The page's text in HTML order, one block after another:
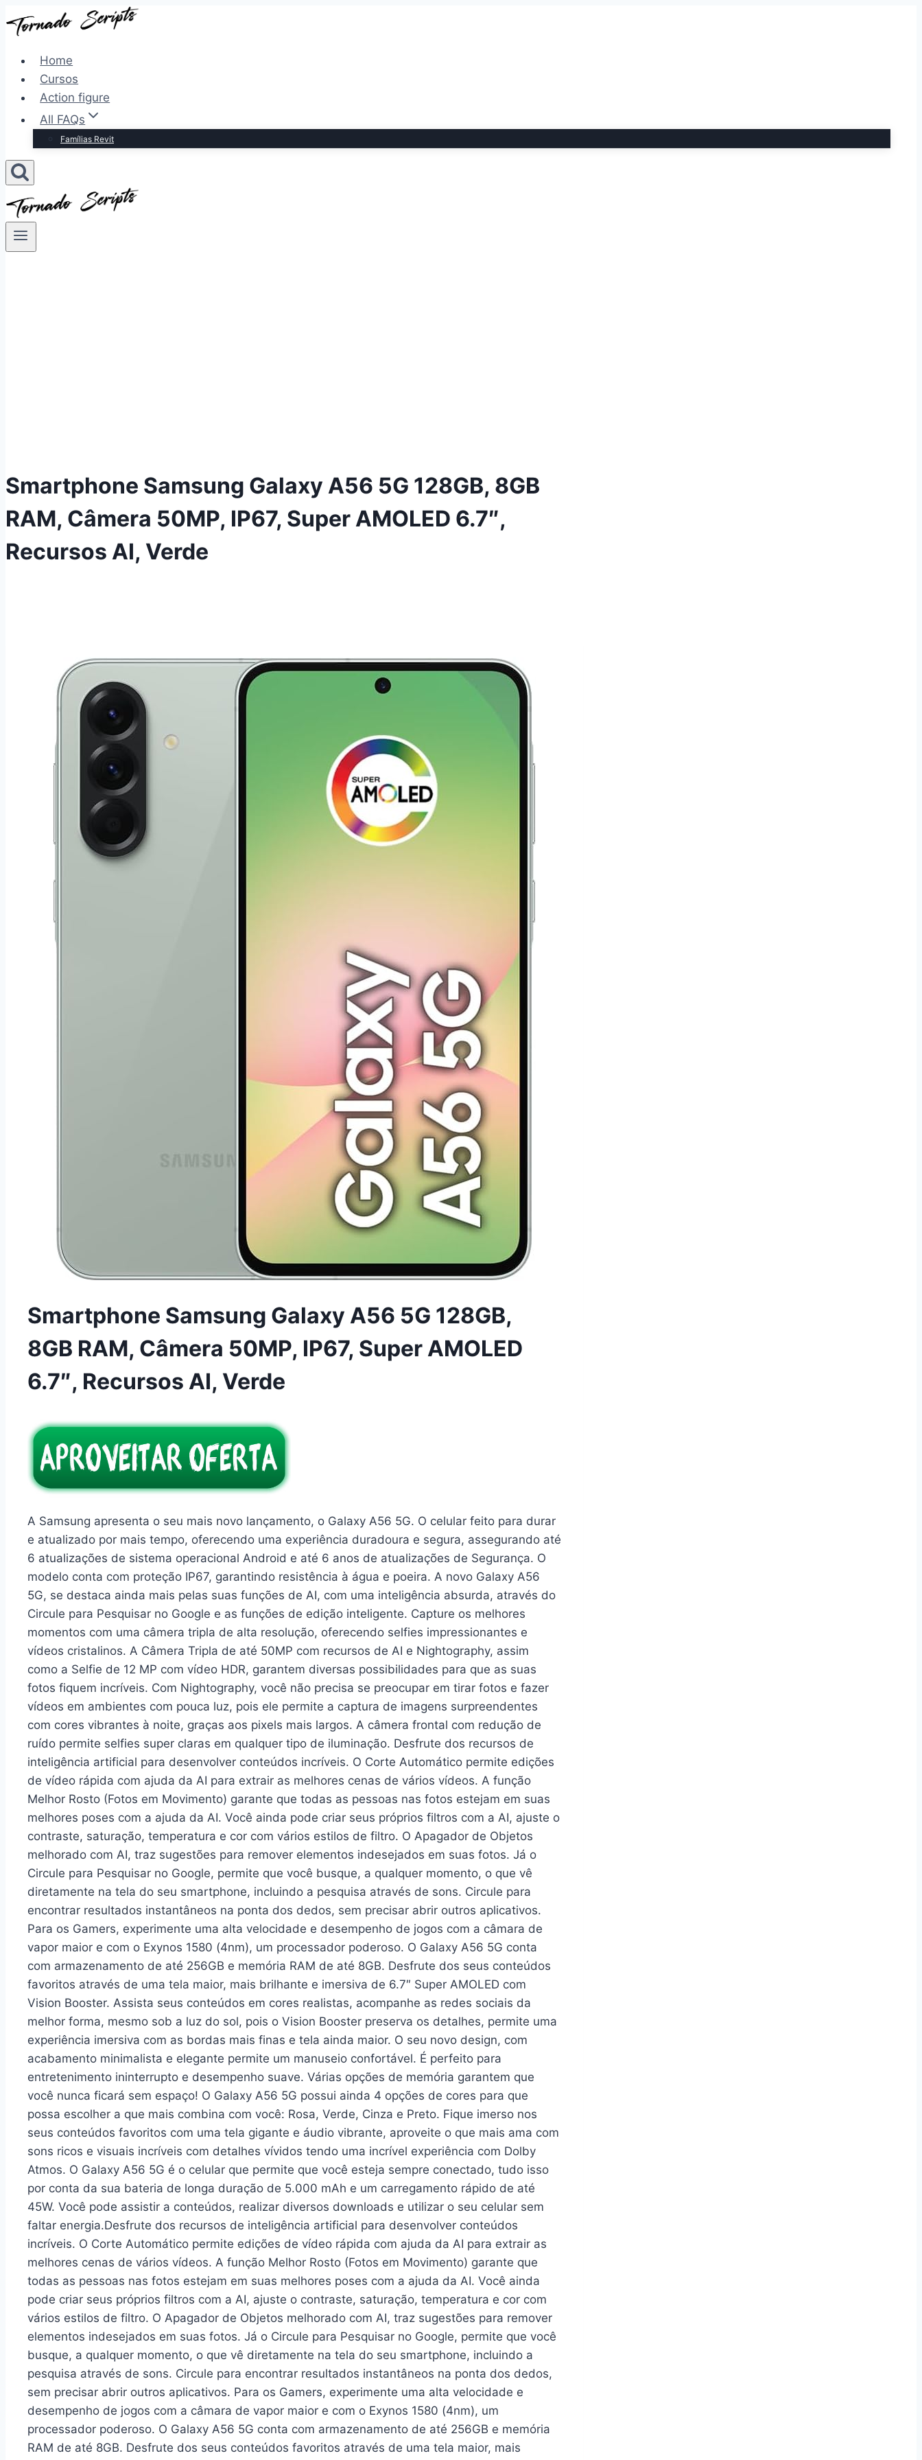
Pular
para
Conteúdo
Home
Cursos
Action figure
All FAQs
Famílias Revit
Smartphone Samsung Galaxy A56 5G 128GB, 8GB
RAM, Câmera 50MP, IP67, Super AMOLED 6.7″,
Recursos AI, Verde
Smartphone Samsung Galaxy A56 5G 128GB,
8GB RAM, Câmera 50MP, IP67, Super AMOLED
6.7″, Recursos AI, Verde
A Samsung apresenta o seu mais novo lançamento, o Galaxy A56 5G. O celular feito para durar
e atualizado por mais tempo, oferecendo uma experiência duradoura e segura, assegurando até
6 atualizações de sistema operacional Android e até 6 anos de atualizações de Segurança. O
modelo conta com proteção IP67, garantindo resistência à água e poeira. A novo Galaxy A56
5G, se destaca ainda mais pelas suas funções de AI, com uma inteligência absurda, através do
Circule para Pesquisar no Google e as funções de edição inteligente. Capture os melhores
momentos com uma câmera tripla de alta resolução, oferecendo selfies impressionantes e
vídeos cristalinos. A Câmera Tripla de até 50MP com recursos de AI e Nightography, assim
como a Selfie de 12 MP com vídeo HDR, garantem diversas possibilidades para que as suas
fotos fiquem incríveis. Com Nightography, você não precisa se preocupar em tirar fotos e fazer
vídeos em ambientes com pouca luz, pois ele permite a captura de imagens surpreendentes
com cores vibrantes à noite, graças aos pixels mais largos. A câmera frontal com redução de
ruído permite selfies super claras em qualquer tipo de iluminação. Desfrute dos recursos de
inteligência artificial para desenvolver conteúdos incríveis. O Corte Automático permite edições
de vídeo rápida com ajuda da AI para extrair as melhores cenas de vários vídeos. A função
Melhor Rosto (Fotos em Movimento) garante que todas as pessoas nas fotos estejam em suas
melhores poses com a ajuda da AI. Você ainda pode criar seus próprios filtros com a AI, ajuste o
contraste, saturação, temperatura e cor com vários estilos de filtro. O Apagador de Objetos
melhorado com AI, traz sugestões para remover elementos indesejados em suas fotos. Já o
Circule para Pesquisar no Google, permite que você busque, a qualquer momento, o que vê
diretamente na tela do seu smartphone, incluindo a pesquisa através de sons. Circule para
encontrar resultados instantâneos na ponta dos dedos, sem precisar abrir outros aplicativos.
Para os Gamers, experimente uma alta velocidade e desempenho de jogos com a câmara de
vapor maior e com o Exynos 1580 (4nm), um processador poderoso. O Galaxy A56 5G conta
com armazenamento de até 256GB e memória RAM de até 8GB. Desfrute dos seus conteúdos
favoritos através de uma tela maior, mais brilhante e imersiva de 6.7″ Super AMOLED com
Vision Booster. Assista seus conteúdos em cores realistas, acompanhe as redes sociais da
melhor forma, mesmo sob a luz do sol, pois o Vision Booster preserva os detalhes, permite uma
experiência imersiva com as bordas mais finas e tela ainda maior. O seu novo design, com
acabamento minimalista e elegante permite um manuseio confortável. É perfeito para
entretenimento ininterrupto e desempenho suave. Várias opções de memória garantem que
você nunca ficará sem espaço! O Galaxy A56 5G possui ainda 4 opções de cores para que
possa escolher a que mais combina com você: Rosa, Verde, Cinza e Preto. Fique imerso nos
seus conteúdos favoritos com uma tela gigante e áudio vibrante, aproveite o que mais ama com
sons ricos e visuais incríveis com detalhes vívidos tendo uma incrível experiência com Dolby
Atmos. O Galaxy A56 5G é o celular que permite que você esteja sempre conectado, tudo isso
por conta da sua bateria de longa duração de 5.000 mAh e um carregamento rápido de até
45W. Você pode assistir a conteúdos, realizar diversos downloads e utilizar o seu celular sem
faltar energia.Desfrute dos recursos de inteligência artificial para desenvolver conteúdos
incríveis. O Corte Automático permite edições de vídeo rápida com ajuda da AI para extrair as
melhores cenas de vários vídeos. A função Melhor Rosto (Fotos em Movimento) garante que
todas as pessoas nas fotos estejam em suas melhores poses com a ajuda da AI. Você ainda
pode criar seus próprios filtros com a AI, ajuste o contraste, saturação, temperatura e cor com
vários estilos de filtro. O Apagador de Objetos melhorado com AI, traz sugestões para remover
elementos indesejados em suas fotos. Já o Circule para Pesquisar no Google, permite que você
busque, a qualquer momento, o que vê diretamente na tela do seu smartphone, incluindo a
pesquisa através de sons. Circule para encontrar resultados instantâneos na ponta dos dedos,
sem precisar abrir outros aplicativos. Para os Gamers, experimente uma alta velocidade e
desempenho de jogos com a câmara de vapor maior e com o Exynos 1580 (4nm), um
processador poderoso. O Galaxy A56 5G conta com armazenamento de até 256GB e memória
RAM de até 8GB. Desfrute dos seus conteúdos favoritos através de uma tela maior, mais